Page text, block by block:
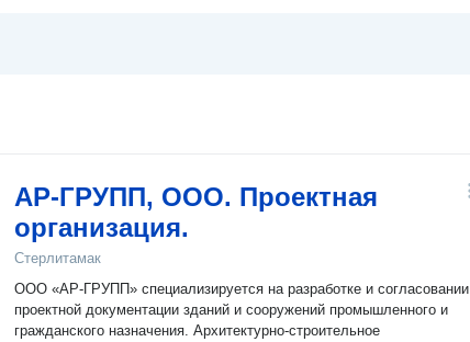
АР-ГРУПП, ООО. Проектная
организация.
Стерлитамак
ООО «АР-ГРУПП» специализируется на разработке и согласовании
проектной документации зданий и сооружений промышленного и
гражданского назначения. Архитектурно-строительное